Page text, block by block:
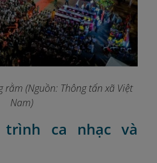
rằm (Nguồn: Thông tấn xã Việt
Nam)
trình ca nhạc và